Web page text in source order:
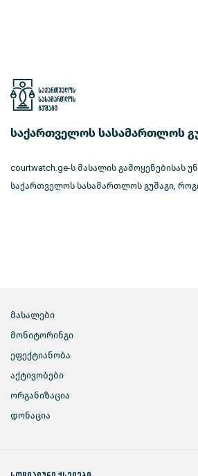
საქართველოს სასამართლოს
courtwatch.ge-ს მასალის გამოყენებისას
საქართველოს სასამართლოს გუშაგი,
მასალები
მონიტორინგი
ეფექტიანობა
აქტივობები
ორგანიზაცია
დონაცია